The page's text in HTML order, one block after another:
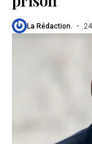
La Rédaction.